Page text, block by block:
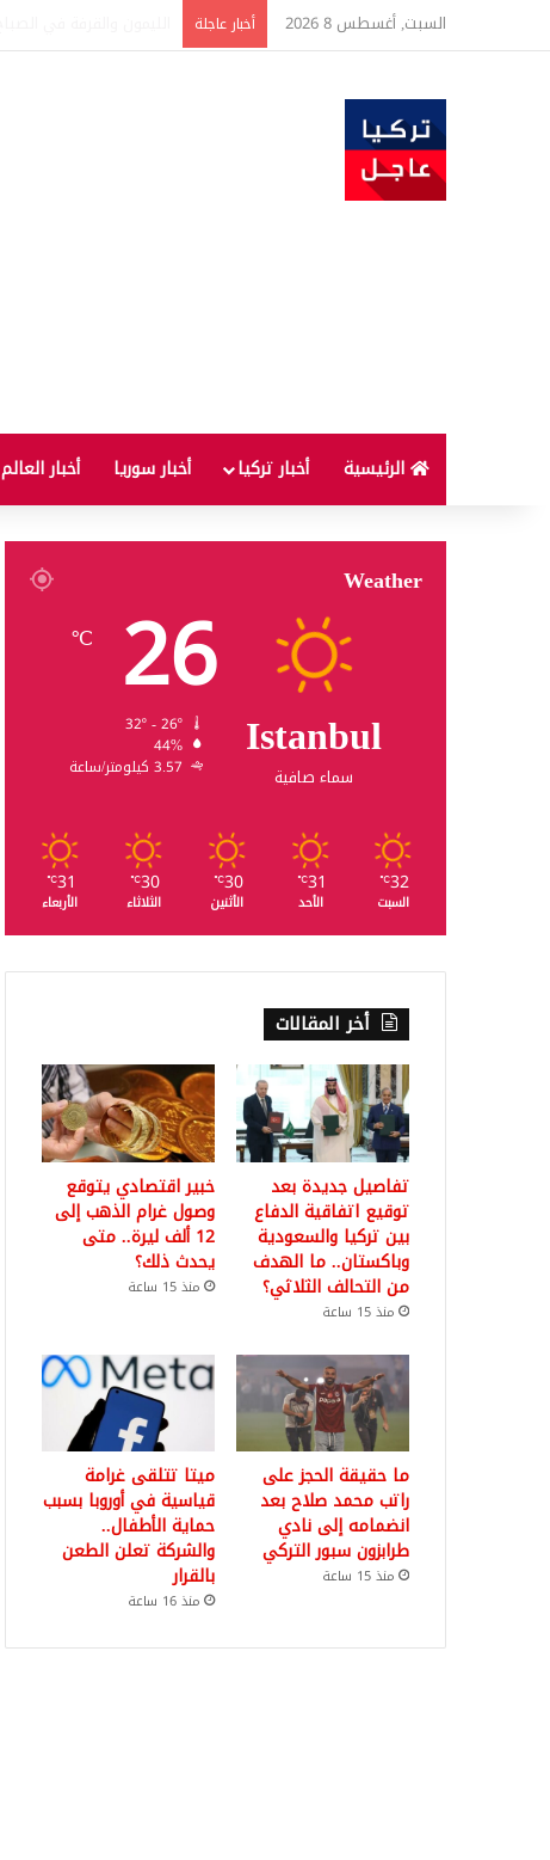
السبت, أغسطس 8 2026 أخبار عاجلة
الرئيسية أخبار تركيا أخبار سوريا أخبار العالم
Weather
Istanbul
سماء صافية
26
℃
44%
3.57 كيلومتر/ساعة
32
℃
السبت
31
℃
الأحد
30
℃
الأثنين
30
℃
الثلاثاء
31
℃
الأربعاء
أخر المقالات
تفاصيل جديدة بعد
توقيع اتفاقية الدفاع
بين تركيا والسعودية
وباكستان.. ما الهدف
من التحالف الثلاثي؟
منذ 15 ساعة
خبير اقتصادي يتوقع
وصول غرام الذهب إلى
12 ألف ليرة.. متى
يحدث ذلك؟
منذ 15 ساعة
ما حقيقة الحجز على
راتب محمد صلاح بعد
انضمامه إلى نادي
طرابزون سبور التركي
منذ 15 ساعة
ميتا تتلقى غرامة
قياسية في أوروبا بسبب
حماية الأطفال..
والشركة تعلن الطعن
بالقرار
منذ 16 ساعة